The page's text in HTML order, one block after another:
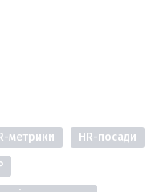
метрики HR-посади